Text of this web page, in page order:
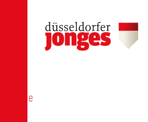
Termine